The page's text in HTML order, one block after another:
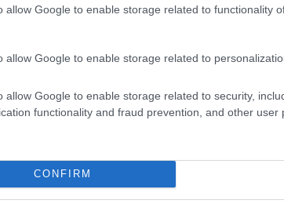
allow Google to enable storage related to functionality
allow Google to enable storage related to
allow Google to enable storage related to security,
functionality and fraud prevention, and other user
CONFIRM